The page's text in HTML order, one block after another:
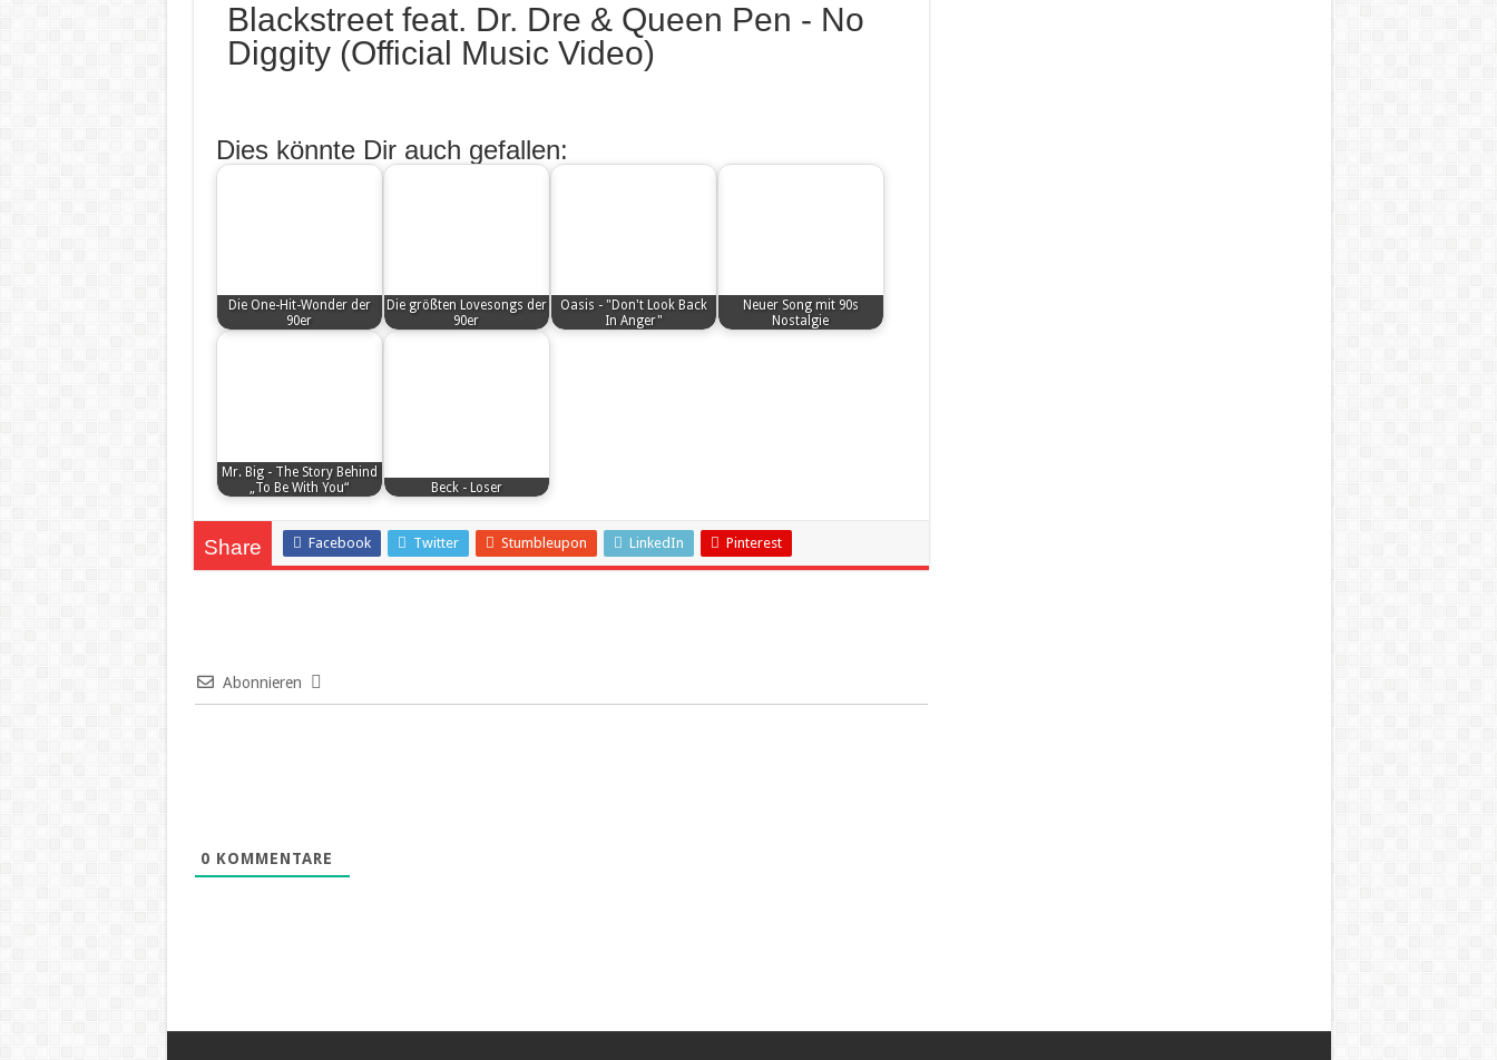
Blackstreet feat. Dr. Dre & Queen Pen - No
Diggity (Official Music Video)
Dies könnte Dir auch gefallen:
Die One-Hit-Wonder der
90er
Die größten Lovesongs der
90er
Oasis - "Don't Look Back
In Anger"
Neuer Song mit 90s
Nostalgie
Mr. Big - The Story Behind
„To Be With You“
Beck - Loser
Share Facebook Twitter Stumbleupon LinkedIn Pinterest
Abonnieren
0 KOMMENTARE